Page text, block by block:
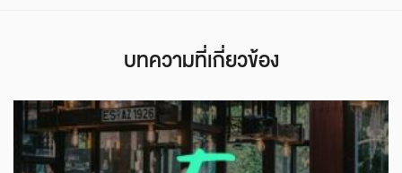
บทความที่เกี่ยวข้อง